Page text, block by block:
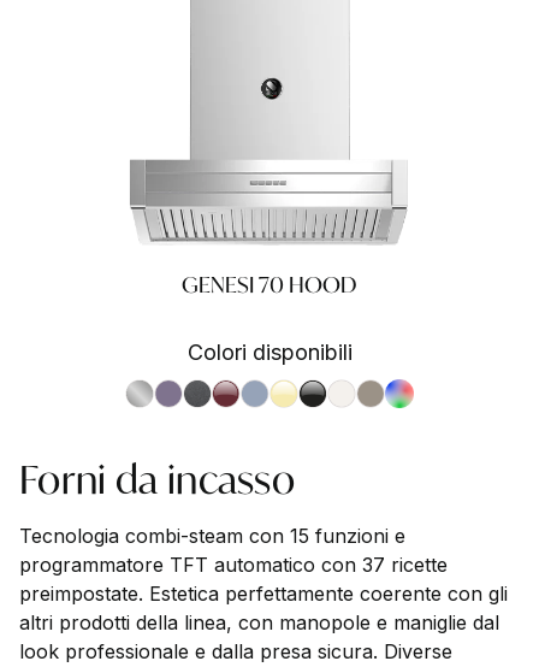
GENESI 70 HOOD
Colori disponibili
S.Steel SS
Ametista AA
Antracite AN
Bordeaux BR
Celeste CE
Crema CR
Nero BA
Nuvola NA
Sabbia SA
RAL
Forni da incasso
Tecnologia combi-steam con 15 funzioni e
programmatore TFT automatico con 37 ricette
preimpostate. Estetica perfettamente coerente con gli
altri prodotti della linea, con manopole e maniglie dal
look professionale e dalla presa sicura. Diverse